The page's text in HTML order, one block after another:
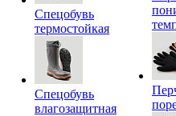
Спецобувь
термостойкая
Спецобувь
влагозащитная